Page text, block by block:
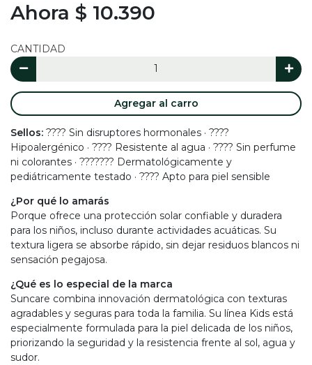
Ahora $ 10.390
CANTIDAD
Agregar al carro
Sellos: ???? Sin disruptores hormonales · ????
Hipoalergénico · ???? Resistente al agua · ???? Sin perfume
ni colorantes · ??????? Dermatológicamente y
pediátricamente testado · ???? Apto para piel sensible
¿Por qué lo amarás
Porque ofrece una protección solar confiable y duradera
para los niños, incluso durante actividades acuáticas. Su
textura ligera se absorbe rápido, sin dejar residuos blancos ni
sensación pegajosa.
¿Qué es lo especial de la marca
Suncare combina innovación dermatológica con texturas
agradables y seguras para toda la familia. Su línea Kids está
especialmente formulada para la piel delicada de los niños,
priorizando la seguridad y la resistencia frente al sol, agua y
sudor.